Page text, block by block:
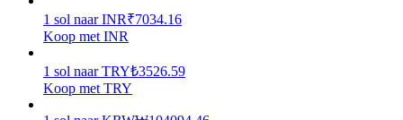
1 sol naar INR₹7034.16
Koop met INR
1 sol naar TRY₺3526.59
Koop met TRY